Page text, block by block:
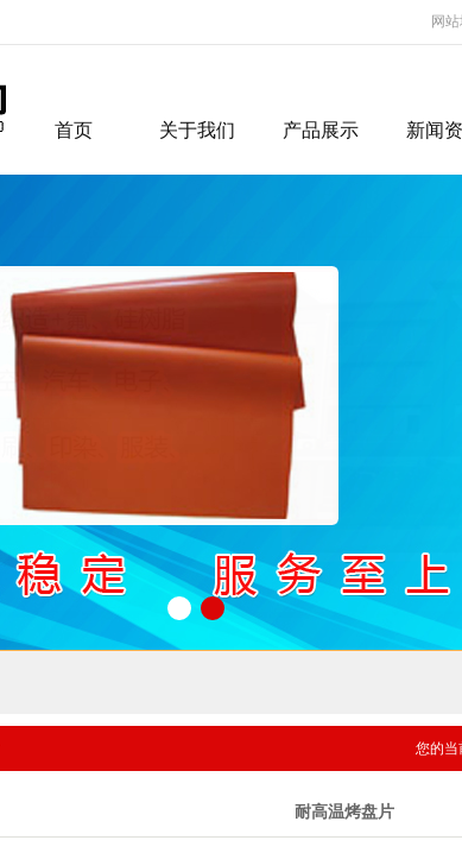
网
首页 关于我们 产品展示
特氟龙高温布
特氟龙烤盘片
特氟龙高温输送
新闻
您的当
耐高温烤盘片